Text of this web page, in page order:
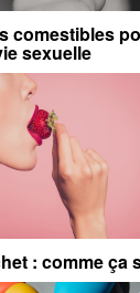
comestibles
sexuelle
: comme ça